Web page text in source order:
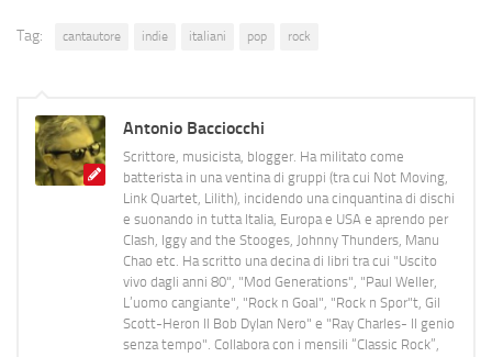
Tag: cantautore indie italiani pop rock
Antonio Bacciocchi
Scrittore, musicista, blogger. Ha militato come
batterista in una ventina di gruppi (tra cui Not Moving,
Link Quartet, Lilith), incidendo una cinquantina di dischi
e suonando in tutta Italia, Europa e USA e aprendo per
Clash, Iggy and the Stooges, Johnny Thunders, Manu
Chao etc. Ha scritto una decina di libri tra cui "Uscito
vivo dagli anni 80", "Mod Generations", "Paul Weller,
L’uomo cangiante", "Rock n Goal", "Rock n Spor"t, Gil
Scott-Heron Il Bob Dylan Nero" e "Ray Charles- Il genio
senza tempo". Collabora con i mensili “Classic Rock”,